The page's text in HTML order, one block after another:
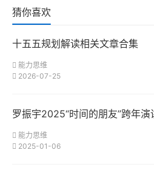
猜你喜欢
十五五规划解读相关文章合集
能力思维
2026-07-25
罗振宇2025“时间的朋友”跨年
能力思维
2025-01-06